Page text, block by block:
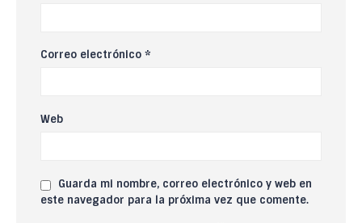
Correo electrónico *
Web
Guarda mi nombre, correo electrónico y web en
este navegador para la próxima vez que comente.